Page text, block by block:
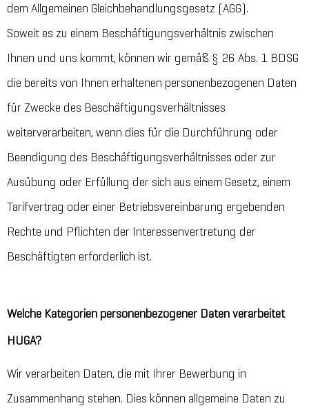
dem Allgemeinen Gleichbehandlungsgesetz (AGG).
Soweit es zu einem Beschäftigungsverhältnis zwischen
Ihnen und uns kommt, können wir gemäß § 26 Abs. 1 BDSG
die bereits von Ihnen erhaltenen personenbezogenen Daten
für Zwecke des Beschäftigungsverhältnisses
weiterverarbeiten, wenn dies für die Durchführung oder
Beendigung des Beschäftigungsverhältnisses oder zur
Ausübung oder Erfüllung der sich aus einem Gesetz, einem
Tarifvertrag oder einer Betriebsvereinbarung ergebenden
Rechte und Pflichten der Interessenvertretung der
Beschäftigten erforderlich ist.
Welche Kategorien personenbezogener Daten verarbeitet
HUGA?
Wir verarbeiten Daten, die mit Ihrer Bewerbung in
Zusammenhang stehen. Dies können allgemeine Daten zu